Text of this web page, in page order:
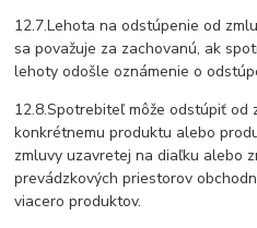
12.7.Lehota na odstúpenie od
sa považuje za zachovanú, ak
lehoty odošle oznámenie o
12.8.Spotrebiteľ môže odstúpiť od
konkrétnemu produktu alebo
zmluvy uzavretej na diaľku alebo
prevádzkových priestorov
viacero produktov.